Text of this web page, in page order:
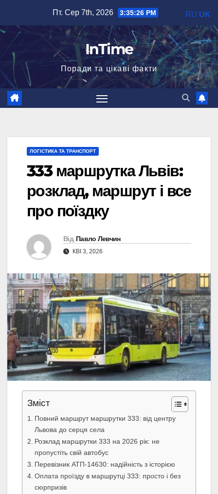
вмісту
Пт. Сер 7th, 2026 3:35:27 PM
InTime
Поради та цікаві факти
ЛОГІСТИКА ТА ТРАНСПОРТ
333 маршрутка Львів:
розклад, маршрут і все
про поїздку
Від Павло Левчин
КВІ 3, 2026
Зміст
Повний маршрут маршрутки 333: від центру
Львова до серця села
Розклад маршрутки 333 на 2026 рік: не
пропустіть свій автобус
Перевізник АТП-14630: надійність з історією
Оплата проїзду в маршрутці 333: просто і без
сюрпризів
RU UK